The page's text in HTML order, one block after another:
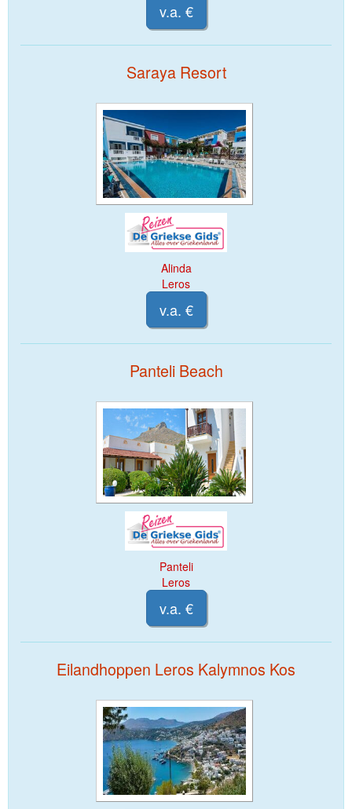
v.a. €
Saraya Resort
Alinda
Leros
v.a. €
Panteli Beach
Panteli
Leros
v.a. €
Eilandhoppen Leros Kalymnos Kos